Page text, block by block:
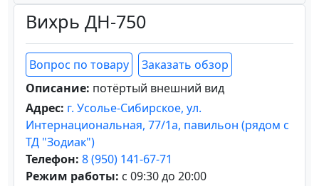
Вихрь ДН-750
Вопрос по товару
Заказать обзор
Описание: потёртый внешний вид
Адрес: г. Усолье-Сибирское, ул.
Интернациональная, 77/1а, павильон (рядом с
ТД "Зодиак")
Телефон: 8 (950) 141-67-71
Режим работы: с 09:30 до 20:00